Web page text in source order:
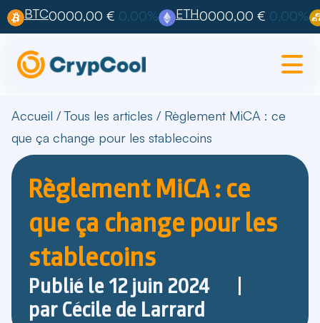
BTC0000,00 € 0,00% ETH0000,00 € 0,00%
Accueil /Tous les articles / Règlement MiCA : ce
que ça change pour les stablecoins
Règlement MiCA : ce
que ça change pour les
stablecoins
Publié le12 juin 2024
parCécile de Larrard